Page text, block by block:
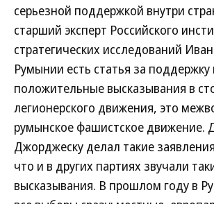
серьезной поддержкой внутри
старший эксперт Российского
стратегических исследований
Румынии есть статья за поддержку
положительные высказывания в
легионерского движения, это
румынское фашистское движение.
Джорджеску делал такие
что и в других партиях звучали
высказывания. В прошлом году в